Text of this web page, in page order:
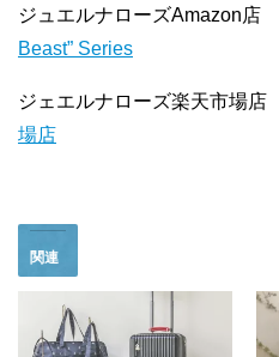
ジュエルナローズAmazon
Beast” Series
ジェエルナローズ楽天市
場店
関連